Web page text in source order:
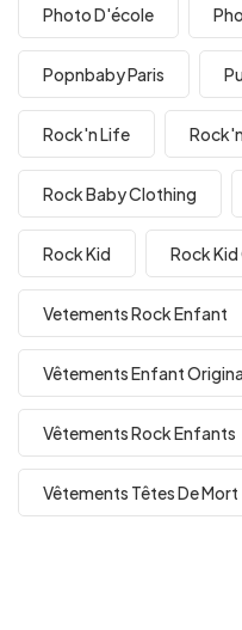
Photo D'école
Popnbaby Paris
Rock'n Life
Rock Baby Clothing
Rock Kid Rock
Vetements Rock Enfant
Vêtements Enfant
Vêtements Rock Enfants
Vêtements Têtes De Mort